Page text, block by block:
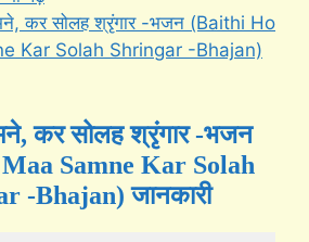
कर सोलह श्रृंगार -भजन (Baithi Ho
Kar Solah Shringar -Bhajan)
कर सोलह श्रृंगार -भजन
Samne Kar Solah
-Bhajan) जानकारी